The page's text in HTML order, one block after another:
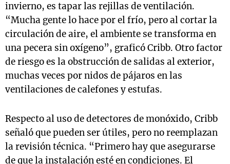
invierno, es tapar las rejillas de ventilación.
“Mucha gente lo hace por el frío, pero al cortar la
circulación de aire, el ambiente se transforma en
una pecera sin oxígeno”, graficó Cribb. Otro factor
de riesgo es la obstrucción de salidas al exterior,
muchas veces por nidos de pájaros en las
ventilaciones de calefones y estufas.
Respecto al uso de detectores de monóxido, Cribb
señaló que pueden ser útiles, pero no reemplazan
la revisión técnica. “Primero hay que asegurarse
de que la instalación esté en condiciones. El